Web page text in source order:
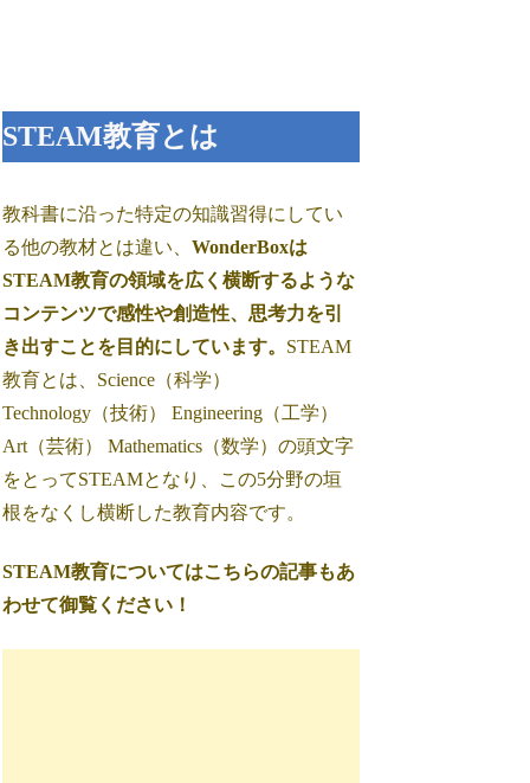
STEAM教育とは
教科書に沿った特定の知識習得にしてい
る他の教材とは違い、WonderBoxは
STEAM教育の領域を広く横断するような
コンテンツで感性や創造性、思考力を引
き出すことを目的にしています。 STEAM
教育とは、Science（科学）
Technology（技術） Engineering（工学）
Art（芸術） Mathematics（数学）の頭文字
をとってSTEAMとなり、この5分野の垣
根をなくし横断した教育内容です。
STEAM教育についてはこちらの記事もあ
わせて御覧ください！